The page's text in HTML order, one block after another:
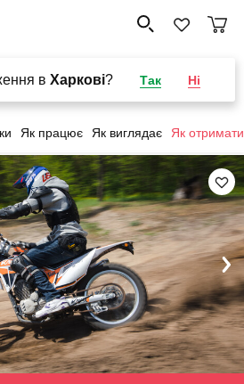
в Харкові? Так Ні
Як працює Як виглядає Як отримати